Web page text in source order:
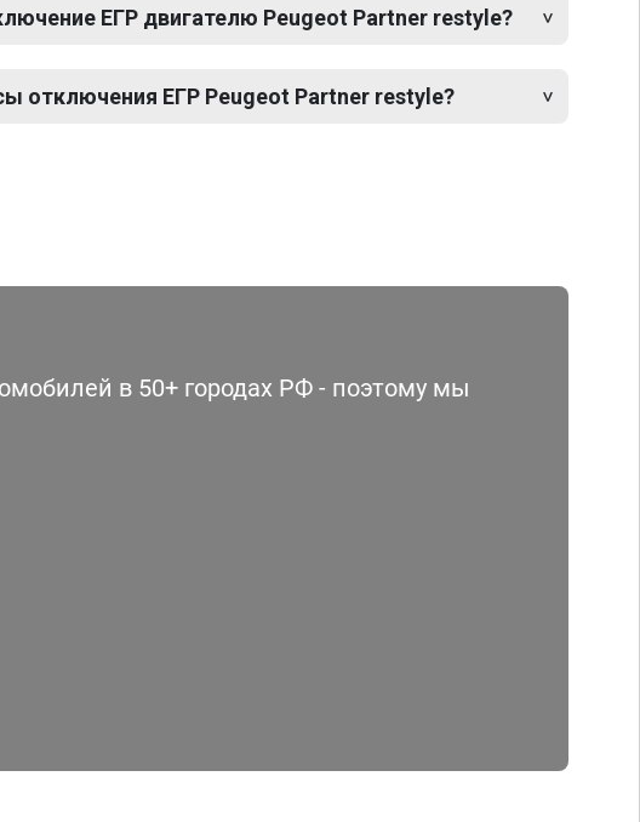
ЕГР двигателю Peugeot Partner restyle?
отключения ЕГР Peugeot Partner restyle?
в 50+ городах РФ - поэтому мы